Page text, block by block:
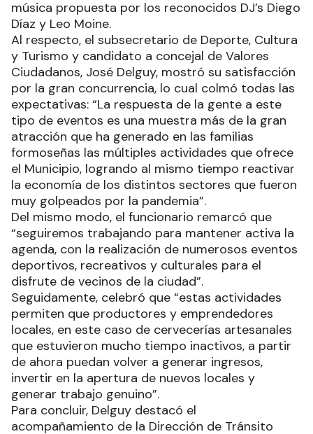
música propuesta por los reconocidos DJ’s Diego
Díaz y Leo Moine.
Al respecto, el subsecretario de Deporte, Cultura
y Turismo y candidato a concejal de Valores
Ciudadanos, José Delguy, mostró su satisfacción
por la gran concurrencia, lo cual colmó todas las
expectativas: “La respuesta de la gente a este
tipo de eventos es una muestra más de la gran
atracción que ha generado en las familias
formoseñas las múltiples actividades que ofrece
el Municipio, logrando al mismo tiempo reactivar
la economía de los distintos sectores que fueron
muy golpeados por la pandemia”.
Del mismo modo, el funcionario remarcó que
“seguiremos trabajando para mantener activa la
agenda, con la realización de numerosos eventos
deportivos, recreativos y culturales para el
disfrute de vecinos de la ciudad”.
Seguidamente, celebró que “estas actividades
permiten que productores y emprendedores
locales, en este caso de cervecerías artesanales
que estuvieron mucho tiempo inactivos, a partir
de ahora puedan volver a generar ingresos,
invertir en la apertura de nuevos locales y
generar trabajo genuino”.
Para concluir, Delguy destacó el
acompañamiento de la Dirección de Tránsito